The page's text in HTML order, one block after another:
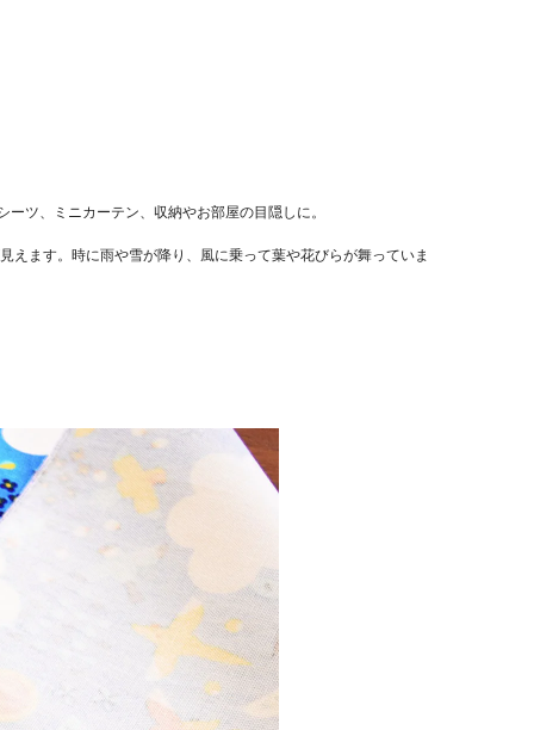
ツ、ミニカーテン、収納やお部屋の目隠しに。
ます。時に雨や雪が降り、風に乗って葉や花びらが舞っていま